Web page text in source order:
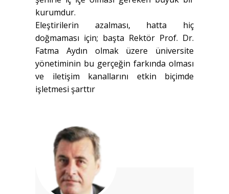
kurumdur.
Eleştirilerin azalması, hatta hiç
doğmaması için; başta Rektör Prof. Dr.
Fatma Aydın olmak üzere üniversite
yönetiminin bu gerçeğin farkında olması
ve iletişim kanallarını etkin biçimde
işletmesi şarttır